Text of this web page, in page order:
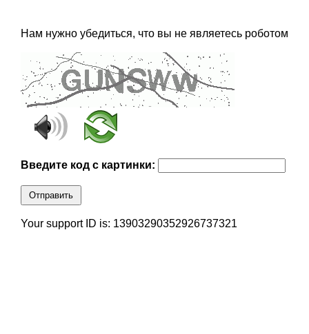
Нам нужно убедиться, что вы не являетесь роботом
Введите код с картинки:
Отправить
Your support ID is: 13903290352926737321